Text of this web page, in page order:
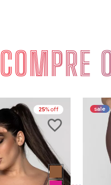
COMPRE
25% off sale